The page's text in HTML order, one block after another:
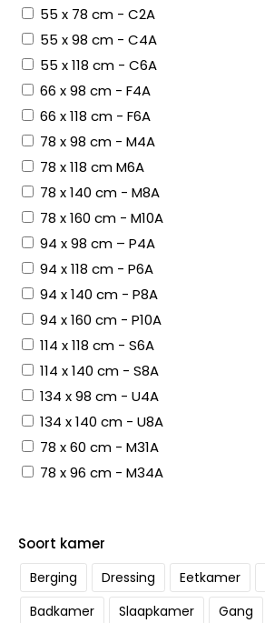
55 x 78 cm - C2A
55 x 98 cm - C4A
55 x 118 cm - C6A
66 x 98 cm - F4A
66 x 118 cm - F6A
78 x 98 cm - M4A
78 x 118 cm M6A
78 x 140 cm - M8A
78 x 160 cm - M10A
94 x 98 cm – P4A
94 x 118 cm - P6A
94 x 140 cm - P8A
94 x 160 cm - P10A
114 x 118 cm - S6A
114 x 140 cm - S8A
134 x 98 cm - U4A
134 x 140 cm - U8A
78 x 60 cm - M31A
78 x 96 cm - M34A
Soort kamer
Berging Dressing Eetkamer
Badkamer
Slaapkamer Gang